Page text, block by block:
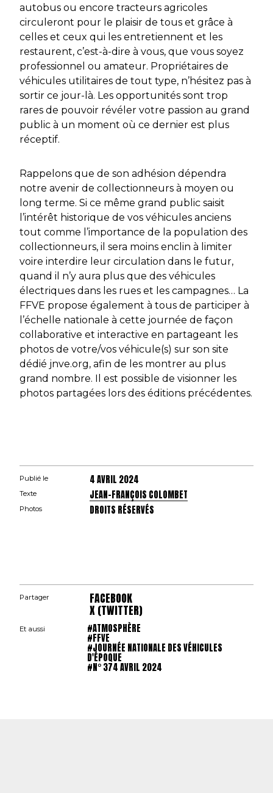
autobus ou encore tracteurs agricoles
circuleront pour le plaisir de tous et grâce à
celles et ceux qui les entretiennent et les
restaurent, c’est-à-dire à vous, que vous soyez
professionnel ou amateur. Propriétaires de
véhicules utilitaires de tout type, n’hésitez pas à
sortir ce jour-là. Les opportunités sont trop
rares de pouvoir révéler votre passion au grand
public à un moment où ce dernier est plus
réceptif.
Rappelons que de son adhésion dépendra
notre avenir de collectionneurs à moyen ou
long terme. Si ce même grand public saisit
l’intérêt historique de vos véhicules anciens
tout comme l’importance de la population des
collectionneurs, il sera moins enclin à limiter
voire interdire leur circulation dans le futur,
quand il n’y aura plus que des véhicules
électriques dans les rues et les campagnes… La
FFVE propose également à tous de participer à
l’échelle nationale à cette journée de façon
collaborative et interactive en partageant les
photos de votre/vos véhicule(s) sur son site
dédié jnve.org, afin de les montrer au plus
grand nombre. Il est possible de visionner les
photos partagées lors des éditions précédentes.
Publié le 4 AVRIL 2024
Texte JEAN-FRANÇOIS COLOMBET
Photos DROITS RÉSERVÉS
Partager FACEBOOK
X (TWITTER)
Et aussi #ATMOSPHÈRE
#FFVE
#JOURNÉE NATIONALE DES VÉHICULES
D'ÉPOQUE
#N° 374 AVRIL 2024